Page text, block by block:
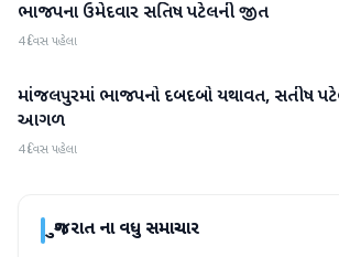
ગુજરાત
ભાજપના ઉમેદવાર સતિષ પટેલની જીત
4 દિવસ પહેલા
ગુજરાત
માંજલપુરમાં ભાજપનો દબદબો યથાવત, સતીષ પટેલ
આગળ
4 દિવસ પહેલા
ગુજરાતના વધુ સમાચાર